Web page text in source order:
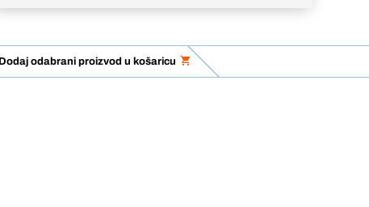
Dodaj odabrani proizvod u košaricu